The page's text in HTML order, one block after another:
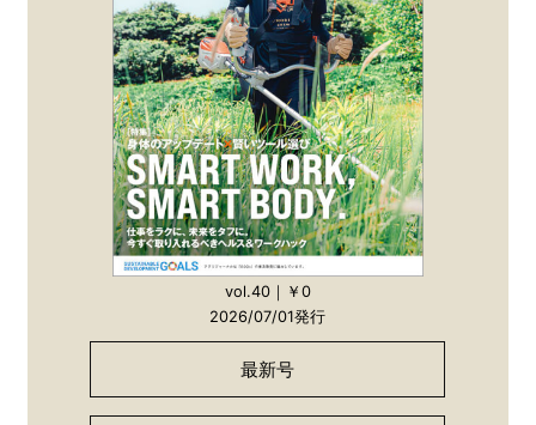
vol.40｜￥0
2026/07/01発行
最新号